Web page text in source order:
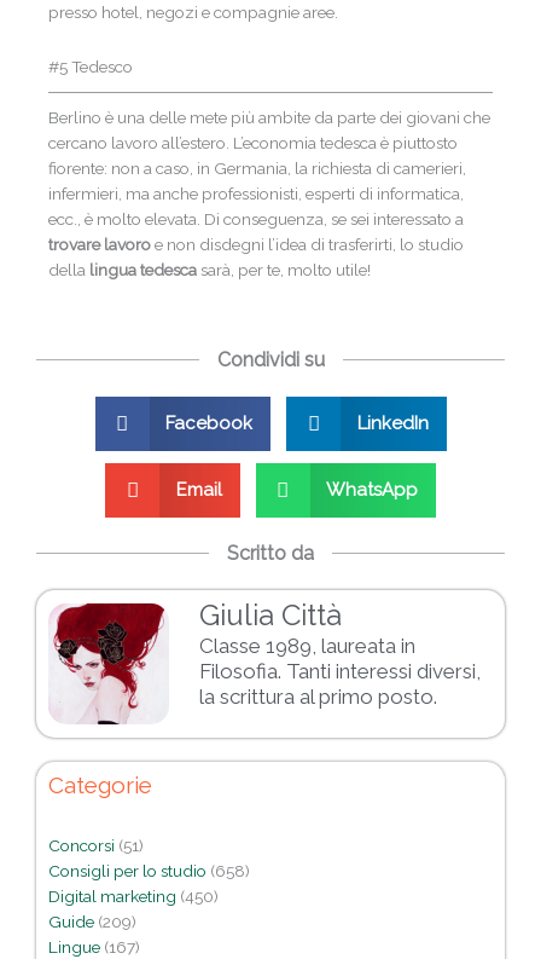
presso hotel, negozi e compagnie aree.
#5 Tedesco
Berlino è una delle mete più ambite da parte dei giovani che
cercano lavoro all’estero. L’economia tedesca è piuttosto
fiorente: non a caso, in Germania, la richiesta di camerieri,
infermieri, ma anche professionisti, esperti di informatica,
ecc., è molto elevata. Di conseguenza, se sei interessato a
trovare lavoroe non disdegni l’idea di trasferirti, lo studio
della lingua tedesca sarà, per te, molto utile!
Condividi su
Facebook LinkedIn
Email WhatsApp
Scritto da
Giulia Città
Classe 1989, laureata in
Filosofia. Tanti interessi diversi,
la scrittura al primo posto.
Categorie
Concorsi (51)
Consigli per lo studio (658)
Digital marketing (450)
Guide (209)
Lingue (167)